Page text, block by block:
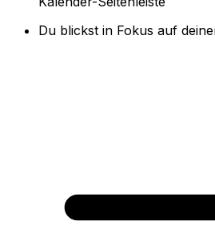
Du blickst in Fokus auf